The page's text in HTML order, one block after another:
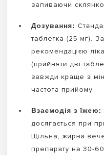
запиваючи
Дозування:
таблетка (25 мг).
рекомендацією
(прийняти дві
завжди краще з
частота прийому
Взаємодія з їжею:
досягається при
Щільна, жирна
препарату на 30-